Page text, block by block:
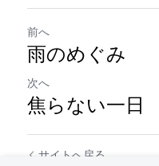
前へ
雨のめぐみ
次へ
焦らない一日
サイトへ戻る